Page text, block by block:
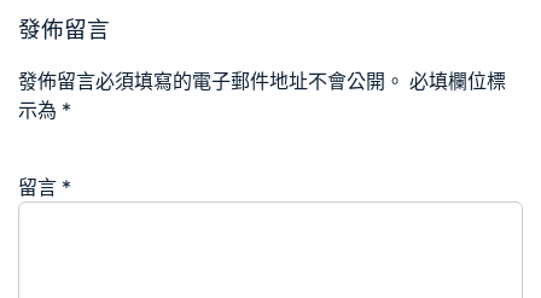
發佈留言
發佈留言必須填寫的電子郵件地址不會公開。 必填欄位標
示為 *
留言 *